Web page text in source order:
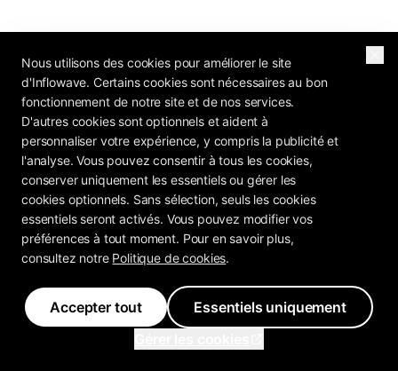
Nous utilisons des cookies pour améliorer le site
d'Inflowave. Certains cookies sont nécessaires au bon
fonctionnement de notre site et de nos services.
D'autres cookies sont optionnels et aident à
personnaliser votre expérience, y compris la publicité et
l'analyse. Vous pouvez consentir à tous les cookies,
conserver uniquement les essentiels ou gérer les
cookies optionnels. Sans sélection, seuls les cookies
essentiels seront activés. Vous pouvez modifier vos
préférences à tout moment. Pour en savoir plus,
consultez notre Politique de cookies.
Accepter tout
Essentiels uniquement